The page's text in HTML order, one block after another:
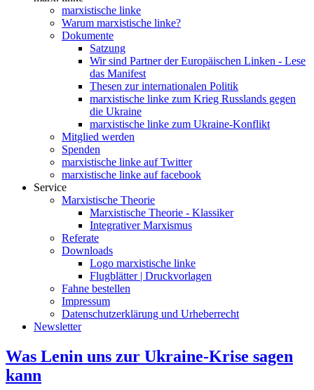
marxistische linke
Warum marxistische linke?
Dokumente
Satzung
Wir sind Partner der Europäischen Linken - Lese
das Manifest
Thesen zur internationalen Politik
marxistische linke zum Krieg Russlands gegen
die Ukraine
marxistische linke zum Ukraine-Konflikt
Mitglied werden
Spenden
marxistische linke auf Twitter
marxistische linke auf facebook
Service
Marxistische Theorie
Marxistische Theorie - Klassiker
Integrativer Marxismus
Referate
Downloads
Logo marxistische linke
Flugblätter | Druckvorlagen
Fahne bestellen
Impressum
Datenschutzerklärung und Urheberrecht
Newsletter
Was Lenin uns zur Ukraine-Krise sagen
kann